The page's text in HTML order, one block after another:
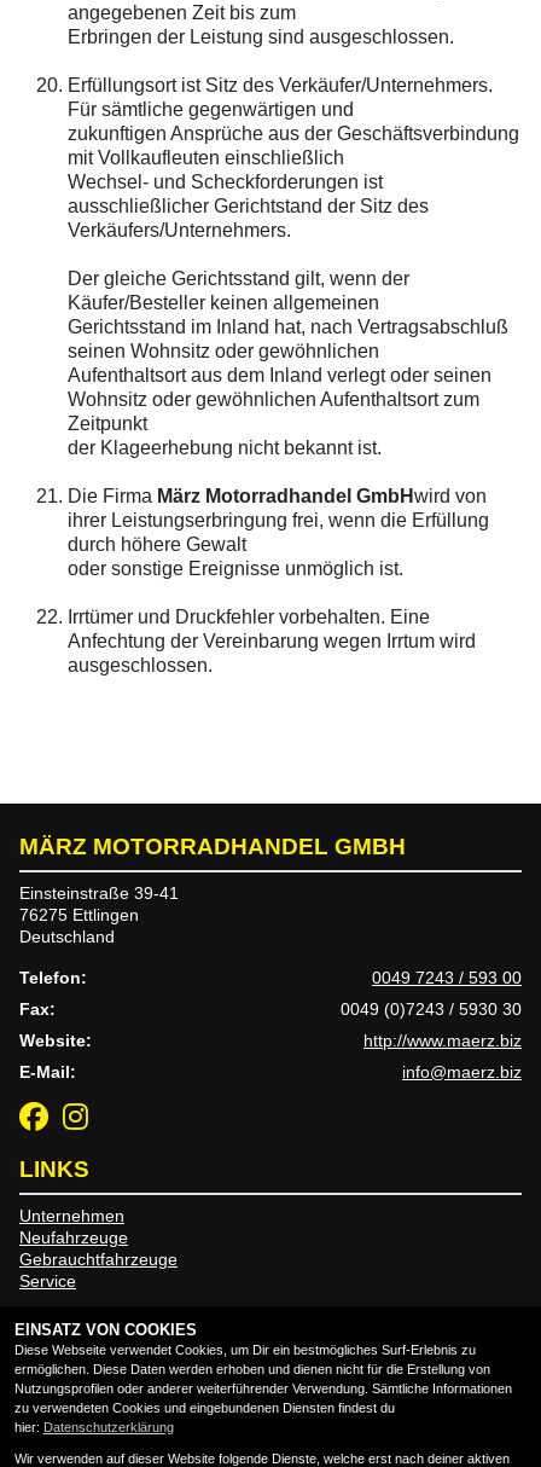
angegebenen Zeit bis zum
Erbringen der Leistung sind ausgeschlossen.
Erfüllungsort ist Sitz des Verkäufer/Unternehmers.
Für sämtliche gegenwärtigen und
zukunftigen Ansprüche aus der Geschäftsverbindung
mit Vollkaufleuten einschließlich
Wechsel- und Scheckforderungen ist
ausschließlicher Gerichtstand der Sitz des
Verkäufers/Unternehmers.
Der gleiche Gerichtsstand gilt, wenn der
Käufer/Besteller keinen allgemeinen
Gerichtsstand im Inland hat, nach Vertragsabschluß
seinen Wohnsitz oder gewöhnlichen
Aufenthaltsort aus dem Inland verlegt oder seinen
Wohnsitz oder gewöhnlichen Aufenthaltsort zum
Zeitpunkt
der Klageerhebung nicht bekannt ist.
Die Firma März Motorradhandel GmbHwird von
ihrer Leistungserbringung frei, wenn die Erfüllung
durch höhere Gewalt
oder sonstige Ereignisse unmöglich ist.
Irrtümer und Druckfehler vorbehalten. Eine
Anfechtung der Vereinbarung wegen Irrtum wird
ausgeschlossen.
MÄRZ MOTORRADHANDEL GMBH
Einsteinstraße 39-41
76275 Ettlingen
Deutschland
Telefon:
0049 7243 / 593 00
Fax:
0049 (0)7243 / 5930 30
Website:
http://www.maerz.biz
E-Mail:
info@maerz.biz
LINKS
Unternehmen
Neufahrzeuge
Gebrauchtfahrzeuge
Service
RECHTLICHES
AGB
Impressum
EINSATZ VON COOKIES
Diese Webseite verwendet Cookies, um Dir ein bestmögliches Surf-Erlebnis zu
ermöglichen. Diese Daten werden erhoben und dienen nicht für die Erstellung von
Nutzungsprofilen oder anderer weiterführender Verwendung. Sämtliche Informationen
zu verwendeten Cookies und eingebundenen Diensten findest du
hier: Datenschutzerklärung
Wir verwenden auf dieser Website folgende Dienste, welche erst nach deiner aktiven